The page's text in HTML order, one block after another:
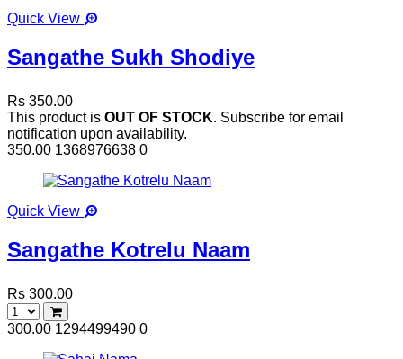
Quick View
Sangathe Sukh Shodiye
Rs 350.00
This product is OUT OF STOCK. Subscribe for email
notification upon availability.
350.00 1368976638 0
Quick View
Sangathe Kotrelu Naam
Rs 300.00
300.00 1294499490 0